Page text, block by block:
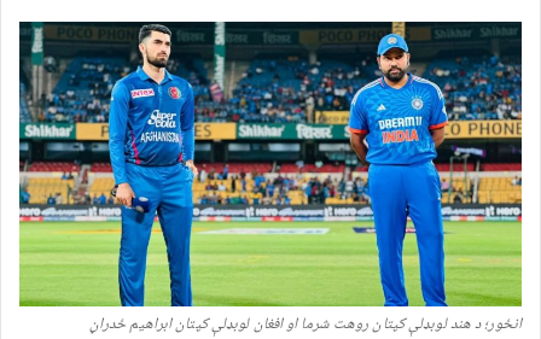
انځور؛ د هند لوبډلې کپتان روهت شرما او افغان لوبډلې کپتان ابراهیم ځدراڼ